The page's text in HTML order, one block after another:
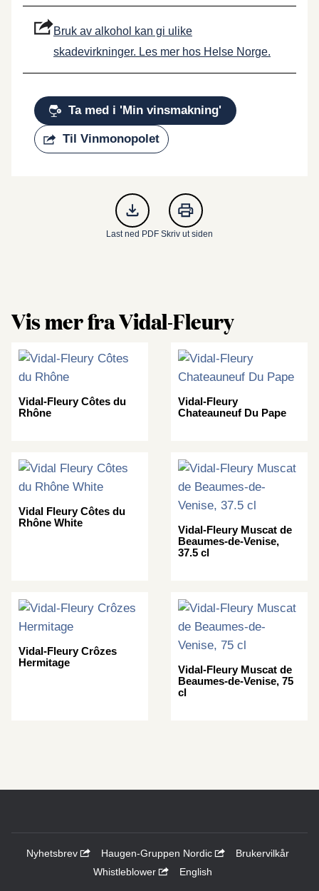
Bruk av alkohol kan gi ulike
skadevirkninger. Les mer hos Helse Norge.
Ta med i 'Min vinsmakning'
Til Vinmonopolet
Last ned PDF Skriv ut siden
Vis mer fra Vidal-Fleury
Vidal-Fleury Côtes du
Rhône
Vidal-Fleury
Chateauneuf Du Pape
Vidal Fleury Côtes du
Rhône White
Vidal-Fleury Muscat de
Beaumes-de-Venise,
37.5 cl
Vidal-Fleury Crôzes
Hermitage
Vidal-Fleury Muscat de
Beaumes-de-Venise, 75
cl
Nyhetsbrev Haugen-Gruppen Nordic
Brukervilkår
Whistleblower
English